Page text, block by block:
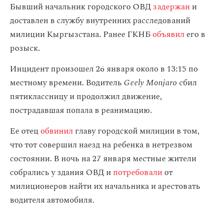
Бывший начальник городского ОВДзадержан и
доставлен в службу внутренних расследований
милиции Кыргызстана. Ранее ГКНБобъявилего в
розыск.
Инцидент произошел 26 января около в 13:15 по
местному времени. Водитель Geely Monjaroсбил
пятиклассницу и продолжил движение,
пострадавшая попала в реанимацию.
Ее отецобвинил главу городской милиции в том,
что тот совершил наезд на ребенка в нетрезвом
состоянии. В ночь на 27 января местные жители
собрались у здания ОВД ипотребовалиот
милиционеров найти их начальника и арестовать
водителя автомобиля.